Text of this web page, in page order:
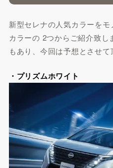
新型セレナの人気カラーを
カラーの 2つからご紹介致し
もあり、今回は予想とさせて
・プリズムホワイト